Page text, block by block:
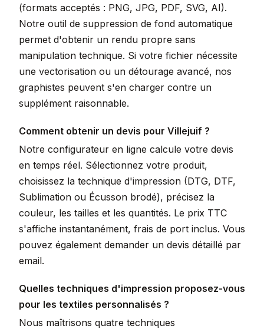
(formats acceptés : PNG, JPG, PDF, SVG, AI).
Notre outil de suppression de fond automatique
permet d'obtenir un rendu propre sans
manipulation technique. Si votre fichier nécessite
une vectorisation ou un détourage avancé, nos
graphistes peuvent s'en charger contre un
supplément raisonnable.
Comment obtenir un devis pour Villejuif ?
Notre configurateur en ligne calcule votre devis
en temps réel. Sélectionnez votre produit,
choisissez la technique d'impression (DTG, DTF,
Sublimation ou Écusson brodé), précisez la
couleur, les tailles et les quantités. Le prix TTC
s'affiche instantanément, frais de port inclus. Vous
pouvez également demander un devis détaillé par
email.
Quelles techniques d'impression proposez-vous
pour les textiles personnalisés ?
Nous maîtrisons quatre techniques